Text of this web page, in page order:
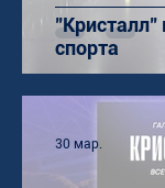
"Кристалл"
спорта
30 мар.